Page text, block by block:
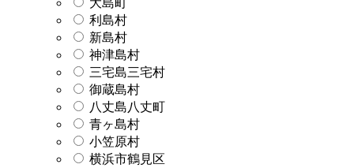
利島村
新島村
神津島村
三宅島三宅村
御蔵島村
八丈島八丈町
青ヶ島村
小笠原村
横浜市鶴見区